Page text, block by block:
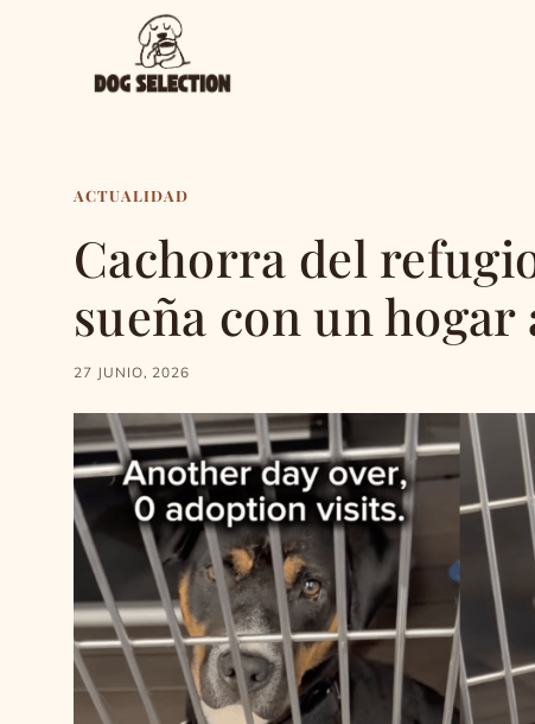
ACTUALIDAD
Cachorra del
sueña con un hogar
27 JUNIO, 2026